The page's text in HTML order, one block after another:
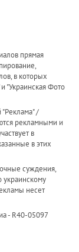
прямая
в которых
"Украинская Фото
"Реклама" /
рекламными и
в
в этих
суждения,
украинскому
несет
- R40-05097